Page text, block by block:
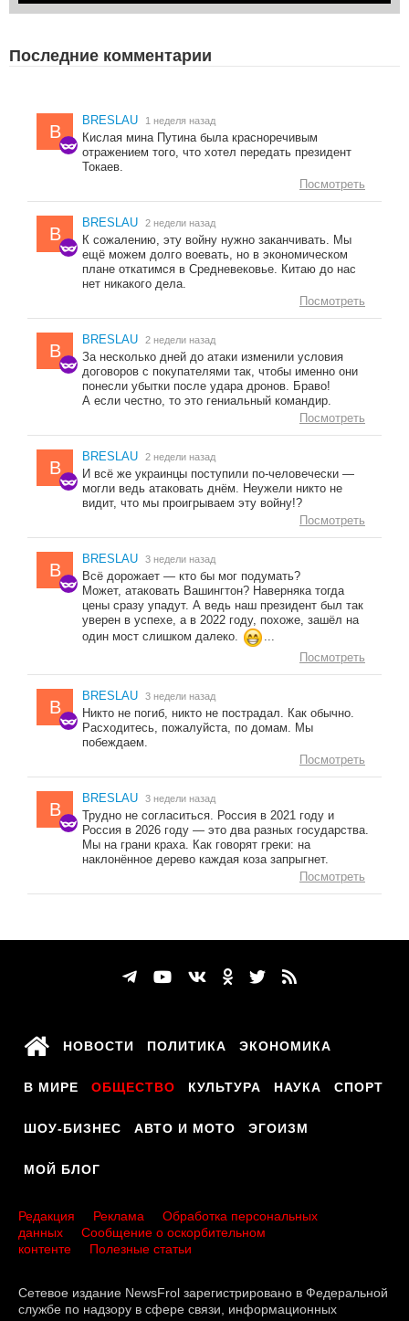
Последние комментарии
B
BRESLAU 1 неделя назад
Кислая мина Путина была красноречивым
отражением того, что хотел передать президент
Токаев.
Посмотреть
B
BRESLAU 2 недели назад
К сожалению, эту войну нужно заканчивать. Мы
ещё можем долго воевать, но в экономическом
плане откатимся в Средневековье. Китаю до нас
нет никакого дела.
Посмотреть
B
BRESLAU 2 недели назад
За несколько дней до атаки изменили условия
договоров с покупателями так, чтобы именно они
понесли убытки после удара дронов. Браво!
А если честно, то это гениальный командир.
Посмотреть
B
BRESLAU 2 недели назад
И всё же украинцы поступили по-человечески —
могли ведь атаковать днём. Неужели никто не
видит, что мы проигрываем эту войну!?
Посмотреть
B
BRESLAU 3 недели назад
Всё дорожает — кто бы мог подумать?
Может, атаковать Вашингтон? Наверняка тогда
цены сразу упадут. А ведь наш президент был так
уверен в успехе, а в 2022 году, похоже, зашёл на
один мост слишком далеко.
...
Посмотреть
B
BRESLAU 3 недели назад
Никто не погиб, никто не пострадал. Как обычно.
Расходитесь, пожалуйста, по домам. Мы
побеждаем.
Посмотреть
B
BRESLAU 3 недели назад
Трудно не согласиться. Россия в 2021 году и
Россия в 2026 году — это два разных государства.
Мы на грани краха. Как говорят греки: на
наклонённое дерево каждая коза запрыгнет.
Посмотреть
НОВОСТИ ПОЛИТИКА ЭКОНОМИКА
В МИРЕ ОБЩЕСТВО КУЛЬТУРА НАУКА СПОРТ
ШОУ-БИЗНЕС АВТО И МОТО ЭГОИЗМ
МОЙ БЛОГ
Редакция Реклама
Обработка персональных
данных
Сообщение о оскорбительном
контенте
Полезные статьи
Сетевое издание NewsFrol зарегистрировано в Федеральной
службе по надзору в сфере связи, информационных